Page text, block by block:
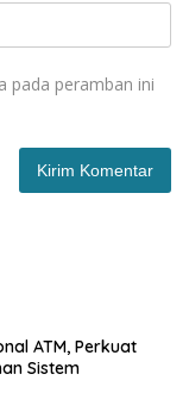
pada peramban ini
ATM, Perkuat
Sistem